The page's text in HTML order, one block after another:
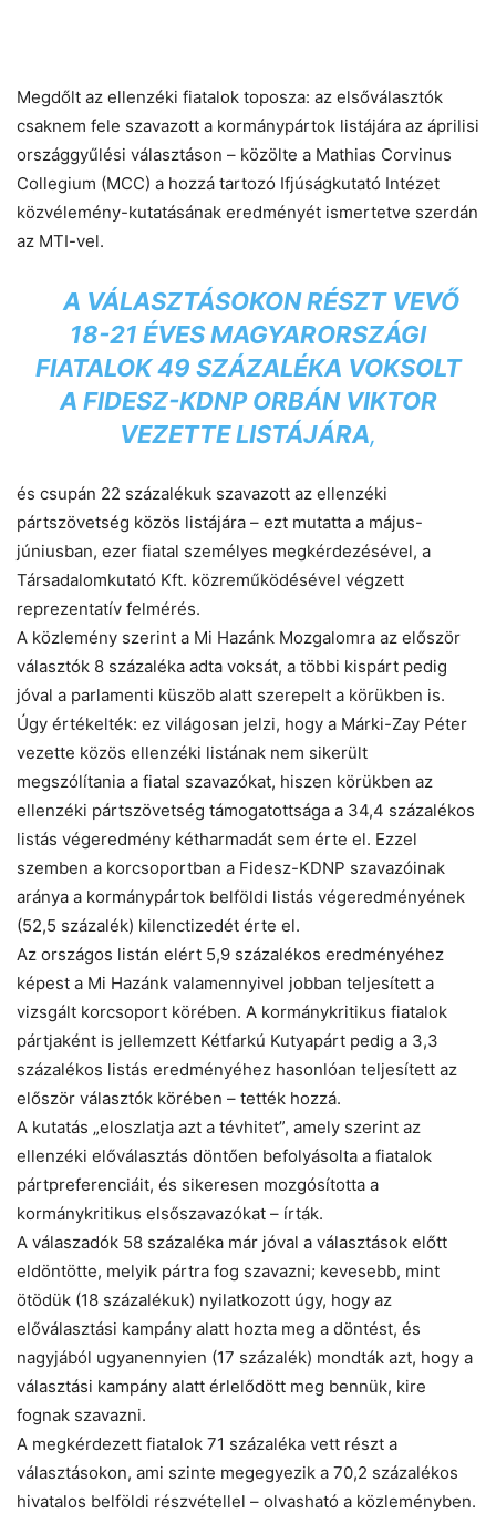
Megdőlt az ellenzéki fiatalok toposza: az elsőválasztók
csaknem fele szavazott a kormánypártok listájára az áprilisi
országgyűlési választáson – közölte a Mathias Corvinus
Collegium (MCC) a hozzá tartozó Ifjúságkutató Intézet
közvélemény-kutatásának eredményét ismertetve szerdán
az MTI-vel.
A VÁLASZTÁSOKON RÉSZT VEVŐ
18-21 ÉVES MAGYARORSZÁGI
FIATALOK 49 SZÁZALÉKA VOKSOLT
A FIDESZ-KDNP ORBÁN VIKTOR
VEZETTE LISTÁJÁRA,
és csupán 22 százalékuk szavazott az ellenzéki
pártszövetség közös listájára – ezt mutatta a május-
júniusban, ezer fiatal személyes megkérdezésével, a
Társadalomkutató Kft. közreműködésével végzett
reprezentatív felmérés.
A közlemény szerint a Mi Hazánk Mozgalomra az először
választók 8 százaléka adta voksát, a többi kispárt pedig
jóval a parlamenti küszöb alatt szerepelt a körükben is.
Úgy értékelték: ez világosan jelzi, hogy a Márki-Zay Péter
vezette közös ellenzéki listának nem sikerült
megszólítania a fiatal szavazókat, hiszen körükben az
ellenzéki pártszövetség támogatottsága a 34,4 százalékos
listás végeredmény kétharmadát sem érte el. Ezzel
szemben a korcsoportban a Fidesz-KDNP szavazóinak
aránya a kormánypártok belföldi listás végeredményének
(52,5 százalék) kilenctizedét érte el.
Az országos listán elért 5,9 százalékos eredményéhez
képest a Mi Hazánk valamennyivel jobban teljesített a
vizsgált korcsoport körében. A kormánykritikus fiatalok
pártjaként is jellemzett Kétfarkú Kutyapárt pedig a 3,3
százalékos listás eredményéhez hasonlóan teljesített az
először választók körében – tették hozzá.
A kutatás „eloszlatja azt a tévhitet”, amely szerint az
ellenzéki előválasztás döntően befolyásolta a fiatalok
pártpreferenciáit, és sikeresen mozgósította a
kormánykritikus elsőszavazókat – írták.
A válaszadók 58 százaléka már jóval a választások előtt
eldöntötte, melyik pártra fog szavazni; kevesebb, mint
ötödük (18 százalékuk) nyilatkozott úgy, hogy az
előválasztási kampány alatt hozta meg a döntést, és
nagyjából ugyanennyien (17 százalék) mondták azt, hogy a
választási kampány alatt érlelődött meg bennük, kire
fognak szavazni.
A megkérdezett fiatalok 71 százaléka vett részt a
választásokon, ami szinte megegyezik a 70,2 százalékos
hivatalos belföldi részvétellel – olvasható a közleményben.